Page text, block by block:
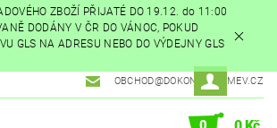
ZBOŽÍ PŘIJATÉ DO 19.12. do 11:00
DODÁNY V ČR DO VÁNOC, POKUD
GLS NA ADRESU NEBO DO VÝDEJNY GLS
OBCHOD@DOKONALYUSMEV.CZ